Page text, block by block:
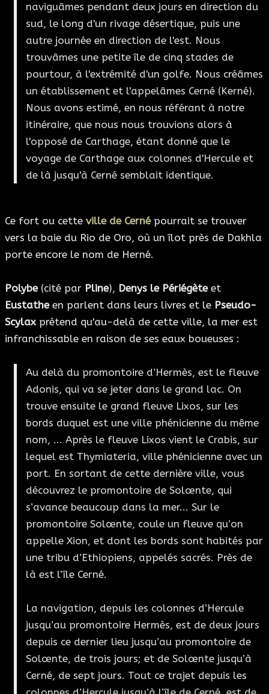
naviguâmes pendant deux jours en direction du
sud, le long d'un rivage désertique, puis une
autre journée en direction de l'est. Nous
trouvâmes une petite île de cinq stades de
pourtour, à l'extrémité d'un golfe. Nous créâmes
un établissement et l'appelâmes Cerné (Kerné).
Nous avons estimé, en nous référant à notre
itinéraire, que nous nous trouvions alors à
l'opposé de Carthage, étant donné que le
voyage de Carthage aux colonnes d'Hercule et
de là jusqu'à Cerné semblait identique.
Ce fort ou cette ville de Cernépourrait se trouver
vers la baie du Rio de Oro, où un îlot près de Dakhla
porte encore le nom de Herné.
Polybe(cité par Pline), Denys le Périégèteet
Eustatheen parlent dans leurs livres et le Pseudo-
Scylax prétend qu'au-delà de cette ville, la mer est
infranchissable en raison de ses eaux boueuses :
Au delà du promontoire d’Hermès, est le fleuve
Adonis, qui va se jeter dans le grand lac. On
trouve ensuite le grand fleuve Lixos, sur les
bords duquel est une ville phénicienne du même
nom, ... Après le fleuve Lixos vient le Crabis, sur
lequel est Thymiateria, ville phénicienne avec un
port. En sortant de cette dernière ville, vous
découvrez le promontoire de Solœnte, qui
s’avance beaucoup dans la mer... Sur le
promontoire Solœnte, coule un fleuve qu’on
appelle Xion, et dont les bords sont habités par
une tribu d’Ethiopiens, appelés sacrés. Près de
là est l’île Cerné.
La navigation, depuis les colonnes d’Hercule
jusqu’au promontoire Hermès, est de deux jours
depuis ce dernier lieu jusqu’au promontoire de
Solœnte, de trois jours; et de Solœnte jusqu’à
Cerné, de sept jours. Tout ce trajet depuis les